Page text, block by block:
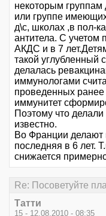
некоторым
или группе
д\с, школах ,в пол-
антитела. С учетом
АКДС и в 7
такой углубленный
делалась
иммунологами
проведенных
иммунитет
Поэтому что
известно.
Во Франции делают
последняя в 6 лет.
снижается
Re: Посоветуйте
Татти
15 - 12.08.2010 - 08:35